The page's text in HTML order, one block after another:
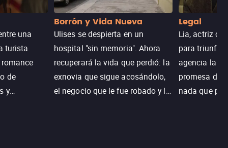
una
turista
de
y
Borrón y Vida Nueva
Ulises se despierta en un
hospital "sin memoria". Ahora
recuperará la vida que perdió: la
exnovia que sigue acosándolo,
el negocio que le fue robado y la
Legal
Lia, actriz
para triunfar
agencia la
promesa de
nada que